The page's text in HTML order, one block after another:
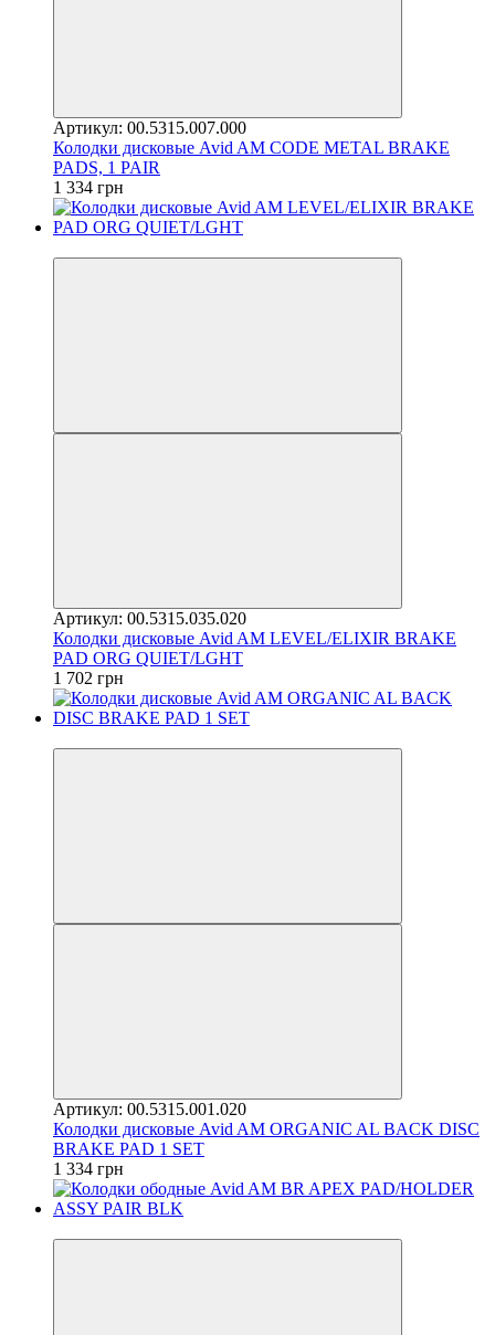
Артикул: 00.5315.007.000
Колодки дисковые Avid AM CODE METAL BRAKE
PADS, 1 PAIR
1 334 грн
Артикул: 00.5315.035.020
Колодки дисковые Avid AM LEVEL/ELIXIR BRAKE
PAD ORG QUIET/LGHT
1 702 грн
Артикул: 00.5315.001.020
Колодки дисковые Avid AM ORGANIC AL BACK DISC
BRAKE PAD 1 SET
1 334 грн